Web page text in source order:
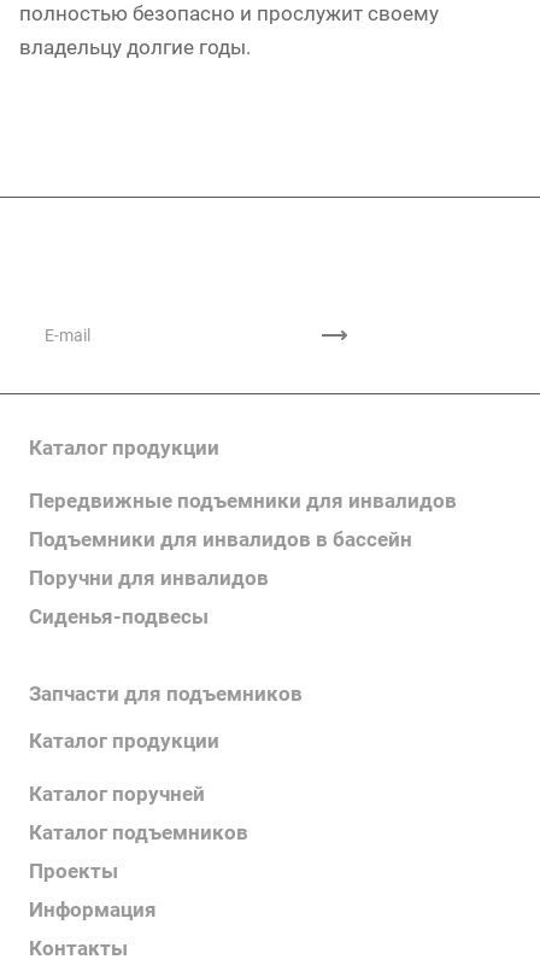
полностью безопасно и прослужит своему
владельцу долгие годы.
Каталог продукции
Передвижные подъемники для инвалидов
Подъемники для инвалидов в бассейн
Поручни для инвалидов
Сиденья-подвесы
Запчасти для подъемников
Каталог продукции
Каталог поручней
Каталог подъемников
Проекты
Информация
Контакты